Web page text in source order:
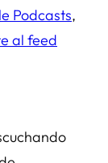
Podcasts,
al feed